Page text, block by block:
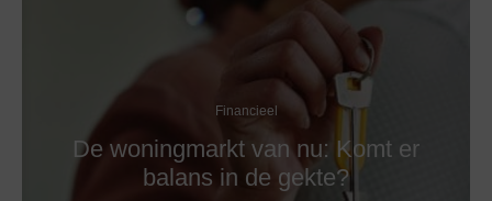
Financieel
De woningmarkt van nu: Komt er
balans in de gekte?